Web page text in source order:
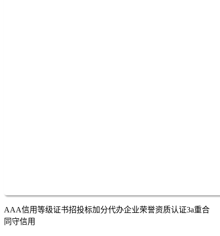
AAA信用等级证书招投标加分代办企业荣誉资质认证3a重合
同守信用